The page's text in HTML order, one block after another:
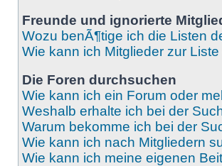
Freunde und ignorierte
Wozu benÃ¶tige ich die Listen
Wie kann ich Mitglieder zur
Die Foren durchsuchen
Wie kann ich ein Forum oder
Weshalb erhalte ich bei der
Warum bekomme ich bei der
Wie kann ich nach Mitgliedern
Wie kann ich meine eigenen